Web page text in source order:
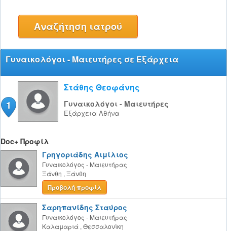
Γυναικολόγοι - Μαιευτήρες σε Εξάρχεια
1
Στάθης Θεοφάνης
Γυναικολόγοι - Μαιευτήρες
Εξάρχεια Αθήνα
Doc+ Προφίλ
Γρηγοριάδης Αιμίλιος
Γυναικολόγος - Μαιευτήρας
Ξάνθη , Ξάνθη
Προβολή προφίλ
Σαρηπανίδης Σταύρος
Γυναικολόγος - Μαιευτήρας
Καλαμαριά , Θεσσαλονίκη